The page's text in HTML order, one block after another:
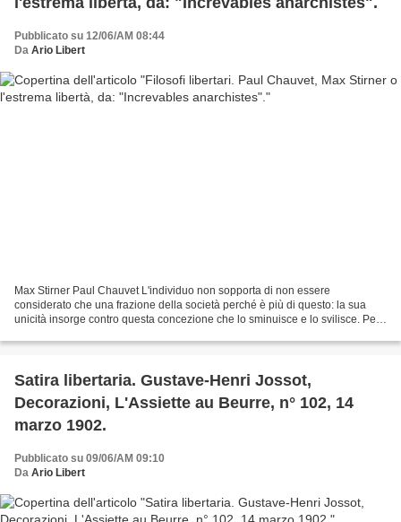
Pubblicato su 12/06/AM 08:44
Da Ario Libert
Max Stirner Paul Chauvet L'individuo non sopporta di non essere
considerato che una frazione della società perché è più di questo: la sua
unicità insorge contro questa concezione che lo sminuisce e lo svilisce. Per
Satira libertaria. Gustave-Henri Jossot,
Decorazioni, L'Assiette au Beurre, n° 102, 14
marzo 1902.
Pubblicato su 09/06/AM 09:10
Da Ario Libert